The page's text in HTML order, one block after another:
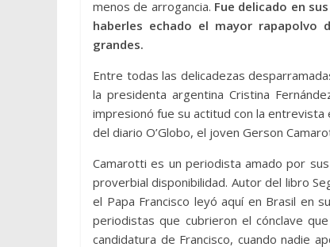
menos de arrogancia. Fue delicado en
haberles echado el mayor rapapolvo
grandes.
Entre todas las delicadezas
la presidenta argentina Cristina
impresionó fue su actitud con la
del diario O’Globo, el joven Gerson
Camarotti es un periodista amado por
proverbial disponibilidad. Autor del libro
el Papa Francisco leyó aquí en Brasil en
periodistas que cubrieron el cónclave
candidatura de Francisco, cuando nadie